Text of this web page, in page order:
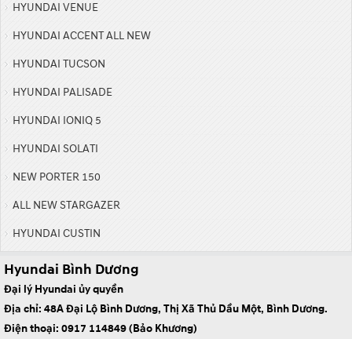
HYUNDAI VENUE
HYUNDAI ACCENT ALL NEW
HYUNDAI TUCSON
HYUNDAI PALISADE
HYUNDAI IONIQ 5
HYUNDAI SOLATI
NEW PORTER 150
ALL NEW STARGAZER
HYUNDAI CUSTIN
Hyundai Bình Dương
Đại lý Hyundai ủy quyền
Địa chỉ: 48A Đại Lộ Bình Dương, Thị Xã Thủ Dầu Một, Bình Dương.
Điện thoại: 0917 114849 (Bảo Khương)